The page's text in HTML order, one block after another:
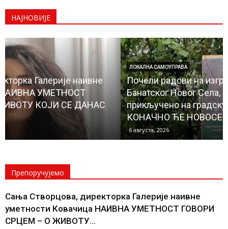
НАЈНОВИЈЕ
ЛОКАЛНА САМОУПРАВА
Почели радови на изградњи водовода до
Банатског Новог Села, чиме ће и ово место бити
прикључено на градску водоводну мрежу
КОНАЧНО ЋЕ НОВОСЕЉАНИ ИМАТИ...
Препоручујемо
Сања Створцова, директорка Галерије наивне
уметности Ковачица НАИВНА УМЕТНОСТ ГОВОРИ
СРЦЕМ – О ЖИВОТУ...